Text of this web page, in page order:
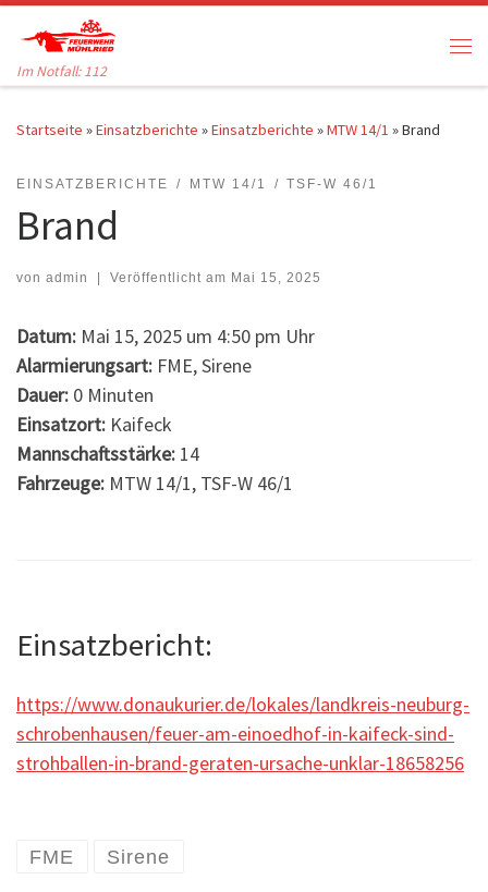
Zum Inhalt springen
Im Notfall: 112
Startseite »Einsatzberichte »Einsatzberichte »MTW 14/1 »Brand
EINSATZBERICHTE MTW 14/1 TSF-W 46/1
Brand
von admin | Veröffentlicht am Mai 15, 2025
Datum: Mai 15, 2025 um 4:50 pm Uhr
Alarmierungsart: FME, Sirene
Dauer: 0 Minuten
Einsatzort: Kaifeck
Mannschaftsstärke: 14
Fahrzeuge: MTW 14/1, TSF-W 46/1
Einsatzbericht:
https://www.donaukurier.de/lokales/landkreis-neuburg-
schrobenhausen/feuer-am-einoedhof-in-kaifeck-sind-
strohballen-in-brand-geraten-ursache-unklar-18658256
FME Sirene